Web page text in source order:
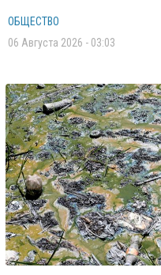
ОБЩЕСТВО
06 Августа 2026 - 03:03